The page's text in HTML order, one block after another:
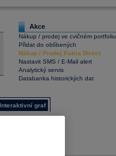
Akce
Nákup / prodej ve cvičném portfoliu
Přidat do oblíbených
Nákup/ Prodej Patria Direct
Nastavit SMS / E-Mail alert
Analytický servis
Databanka historických dat
Interaktivní graf